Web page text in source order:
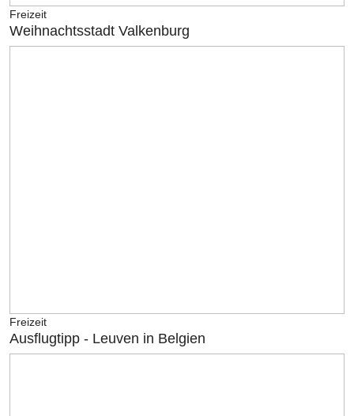
Freizeit
Weihnachtsstadt Valkenburg
Freizeit
Ausflugtipp - Leuven in Belgien